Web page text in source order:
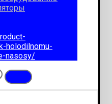
holodilnomu-
nasosy/